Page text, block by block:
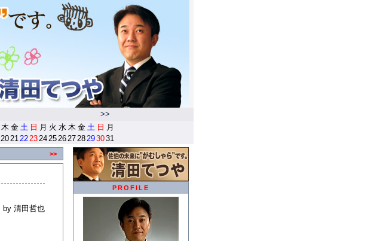
>>
木 金 土 日 月 火 水 木 金 土 日 月
202122232425262728293031
>>
by 清田哲也
PROFILE